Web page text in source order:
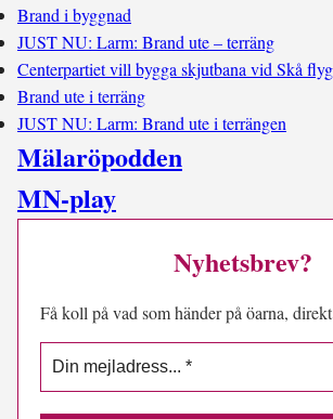
Brand i byggnad
JUST NU: Larm: Brand ute – terräng
Centerpartiet vill bygga skjutbana vid Skå
Brand ute i terräng
JUST NU: Larm: Brand ute i terrängen
Mälaröpodden
MN-play
Nyhetsbrev?
Få koll på vad som händer på öarna,